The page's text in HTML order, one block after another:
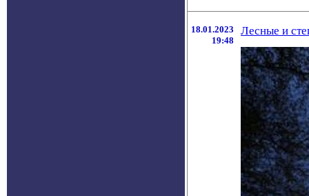
18.01.2023
19:48
Лесные и